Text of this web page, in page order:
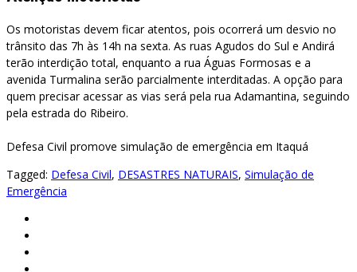
Os motoristas devem ficar atentos, pois ocorrerá um desvio no
trânsito das 7h às 14h na sexta. As ruas Agudos do Sul e Andirá
terão interdição total, enquanto a rua Águas Formosas e a
avenida Turmalina serão parcialmente interditadas. A opção para
quem precisar acessar as vias será pela rua Adamantina, seguindo
pela estrada do Ribeiro.
Defesa Civil promove simulação de emergência em Itaquá
Tagged: Defesa Civil, DESASTRES NATURAIS, Simulação de
Emergência